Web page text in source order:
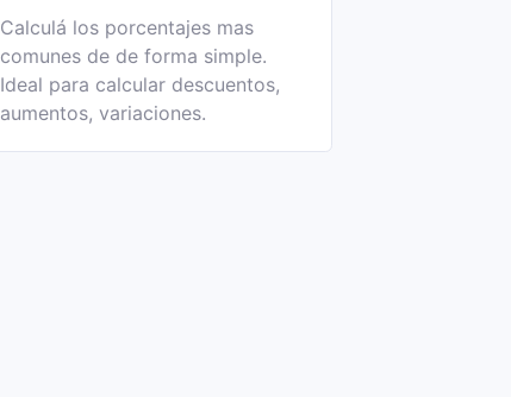
Calculá los porcentajes mas
comunes de de forma simple.
Ideal para calcular descuentos,
aumentos, variaciones.